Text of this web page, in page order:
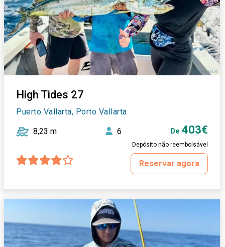
High Tides 27
Puerto Vallarta, Porto Vallarta
8,23 m 6 De 403€
Depósito não reembolsável
Reservar agora